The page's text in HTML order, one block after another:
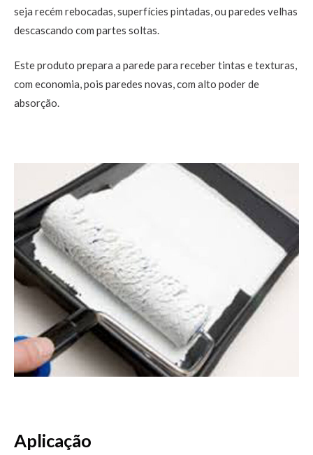
seja recém rebocadas, superfícies pintadas, ou paredes velhas
descascando com partes soltas.
Este produto prepara a parede para receber tintas e texturas,
com economia, pois paredes novas, com alto poder de
absorção.
Aplicação